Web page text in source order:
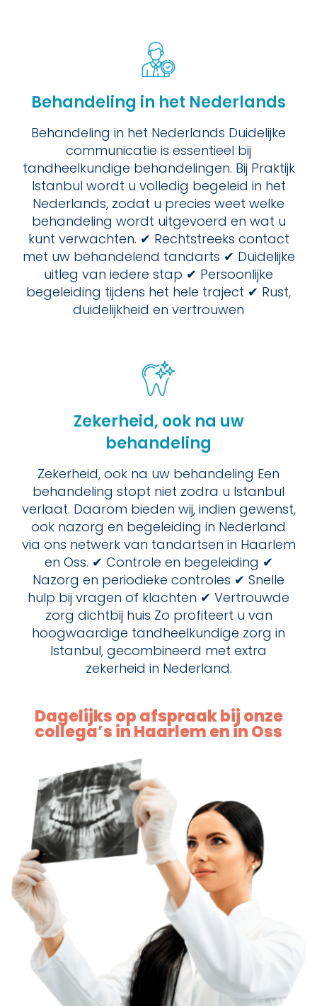
Behandeling in het Nederlands
Behandeling in het Nederlands Duidelijke
communicatie is essentieel bij
tandheelkundige behandelingen. Bij Praktijk
Istanbul wordt u volledig begeleid in het
Nederlands, zodat u precies weet welke
behandeling wordt uitgevoerd en wat u
kunt verwachten. ✔ Rechtstreeks contact
met uw behandelend tandarts ✔ Duidelijke
uitleg van iedere stap ✔ Persoonlijke
begeleiding tijdens het hele traject ✔ Rust,
duidelijkheid en vertrouwen
Zekerheid, ook na uw
behandeling
Zekerheid, ook na uw behandeling Een
behandeling stopt niet zodra u Istanbul
verlaat. Daarom bieden wij, indien gewenst,
ook nazorg en begeleiding in Nederland
via ons netwerk van tandartsen in Haarlem
en Oss. ✔ Controle en begeleiding ✔
Nazorg en periodieke controles ✔ Snelle
hulp bij vragen of klachten ✔ Vertrouwde
zorg dichtbij huis Zo profiteert u van
hoogwaardige tandheelkundige zorg in
Istanbul, gecombineerd met extra
zekerheid in Nederland.
Dagelijks op afspraak bij onze
collega’s in Haarlem en in Oss